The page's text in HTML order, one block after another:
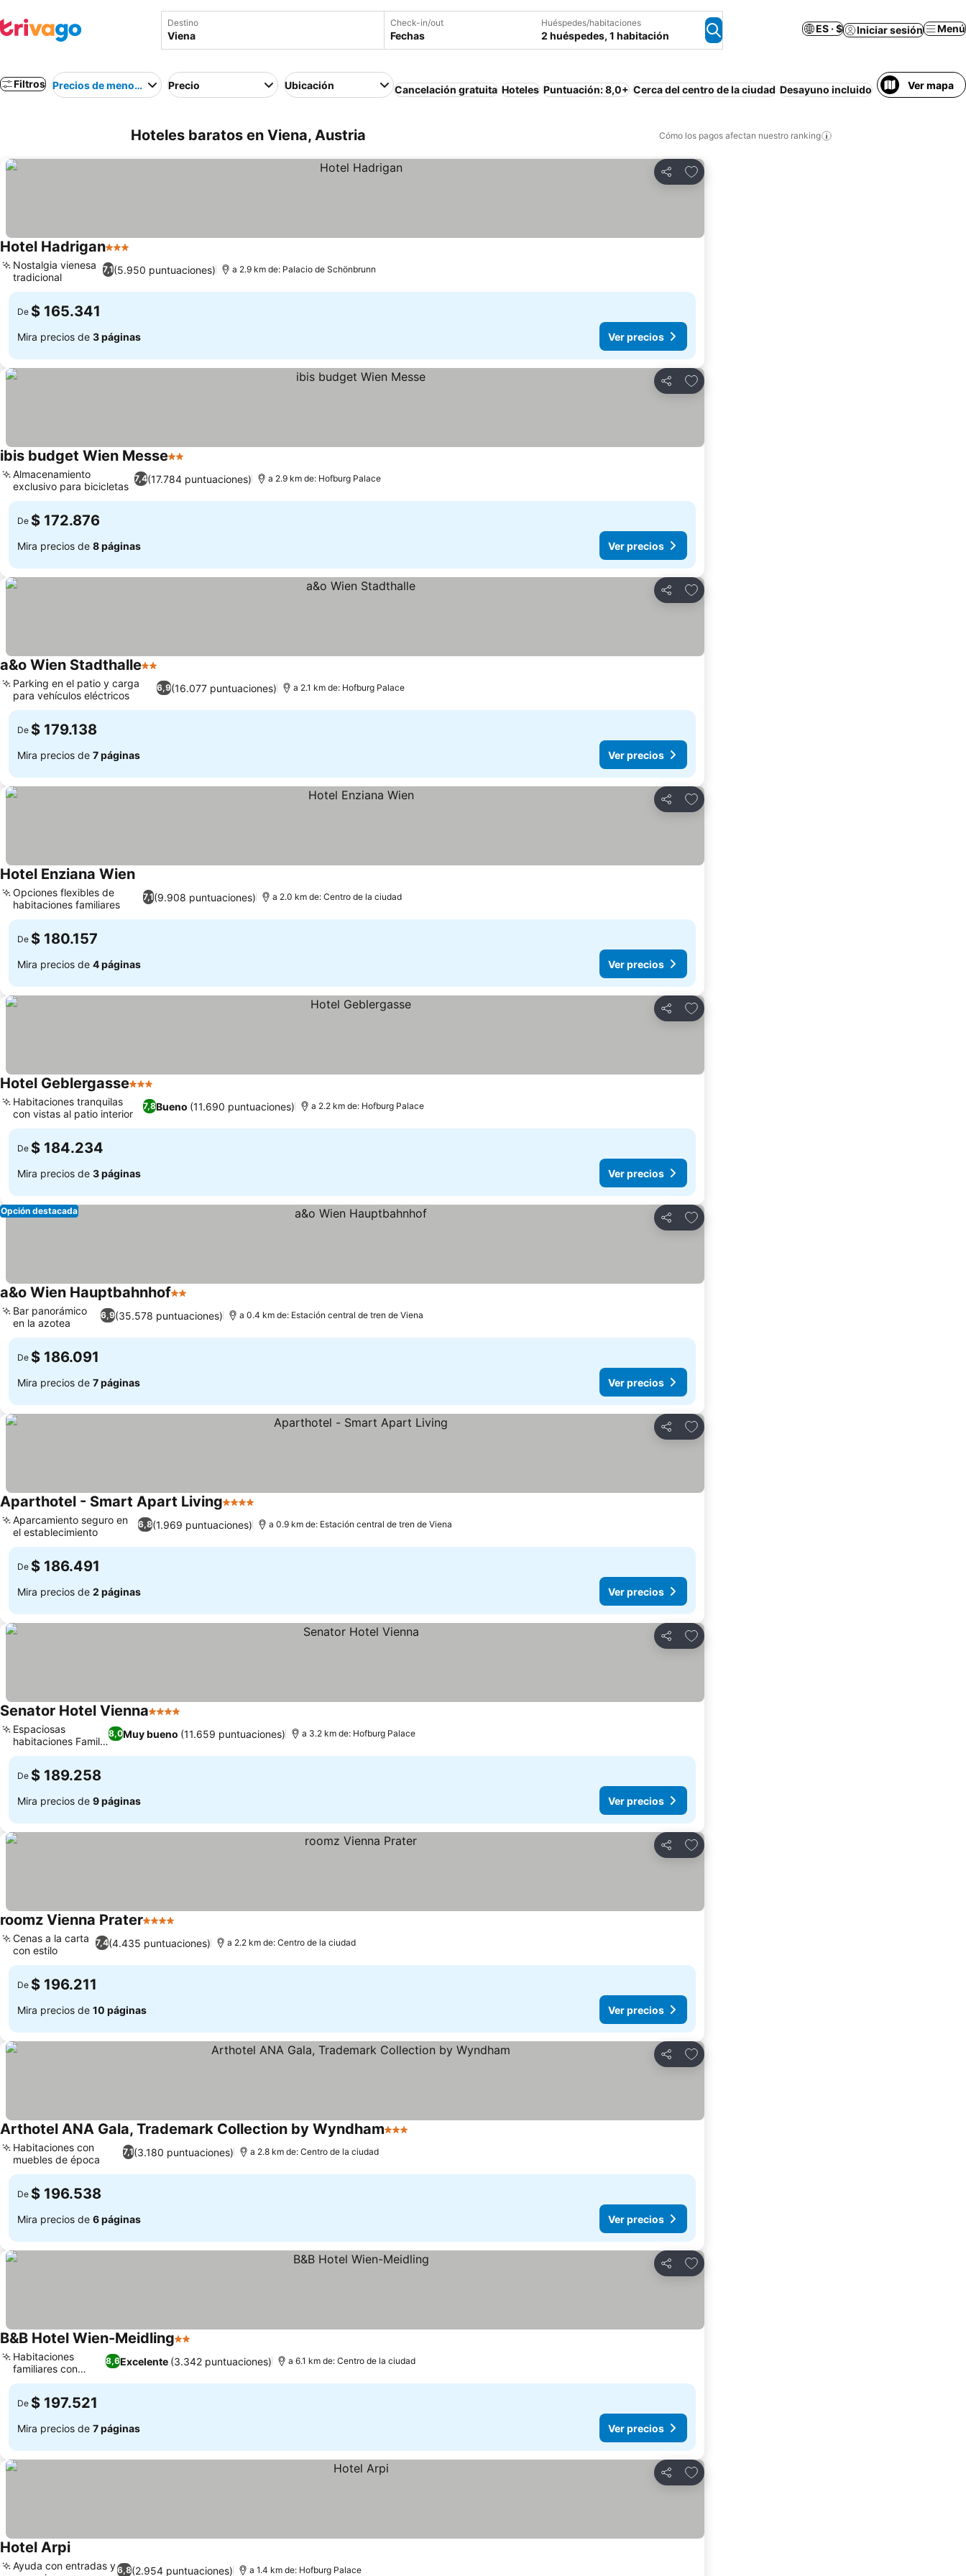
Destino Check-in/out
Fechas
Huéspedes/habitaciones
2 huéspedes, 1 habitación
ES · $ Iniciar sesión Menú
Filtros Precios de menor a mayorPrecio Ubicación Cancelación gratuita Hoteles Puntuación: 8,0+ Cerca del centro de la ciudad Desayuno incluido Estacionamiento
Ver mapa
Hoteles baratos en Viena, Austria Cómo los pagos afectan nuestro ranking
Compartir
Agregar a favoritos
Hotel Hadrigan3 Estrellas
7,1(5.950 puntuaciones)
Nostalgia vienesa
tradicional
a 2.9 km de: Palacio de Schönbrunn
De $ 165.341
Mira precios de 3 páginas Ver precios
Compartir
Agregar a favoritos
ibis budget Wien Messe2 Estrellas
7,4(17.784 puntuaciones)
Almacenamiento
exclusivo para bicicletas
a 2.9 km de: Hofburg Palace
De $ 172.876
Mira precios de 8 páginas Ver precios
Compartir
Agregar a favoritos
a&o Wien Stadthalle2 Estrellas
6,9(16.077 puntuaciones)
Parking en el patio y carga
para vehículos eléctricos
a 2.1 km de: Hofburg Palace
De $ 179.138
Mira precios de 7 páginas Ver precios
Compartir
Agregar a favoritos
Hotel Enziana WienVer precios
7,1(9.908 puntuaciones)
Opciones flexibles de
habitaciones familiares
a 2.0 km de: Centro de la ciudad
De $ 180.157
Mira precios de 4 páginas Ver precios
Compartir
Agregar a favoritos
Hotel Geblergasse3 Estrellas
7,8Bueno (11.690 puntuaciones)
Habitaciones tranquilas
con vistas al patio interior
a 2.2 km de: Hofburg Palace
De $ 184.234
Mira precios de 3 páginas Ver precios
Compartir
Agregar a favoritos
Opción destacada
a&o Wien Hauptbahnhof2 Estrellas
6,9(35.578 puntuaciones)
Bar panorámico
en la azotea
a 0.4 km de: Estación central de tren de Viena
De $ 186.091
Mira precios de 7 páginas Ver precios
Compartir
Agregar a favoritos
Aparthotel - Smart Apart Living4 Estrellas
6,8(1.969 puntuaciones)
Aparcamiento seguro en
el establecimiento
a 0.9 km de: Estación central de tren de Viena
De $ 186.491
Mira precios de 2 páginas Ver precios
Compartir
Agregar a favoritos
Senator Hotel Vienna4 Estrellas
8,0Muy bueno (11.659 puntuaciones)
Espaciosas
habitaciones Family
XXL
a 3.2 km de: Hofburg Palace
De $ 189.258
Mira precios de 9 páginas Ver precios
Compartir
Agregar a favoritos
roomz Vienna Prater4 Estrellas
7,4(4.435 puntuaciones)
Cenas a la carta
con estilo
a 2.2 km de: Centro de la ciudad
De $ 196.211
Mira precios de 10 páginas Ver precios
Compartir
Agregar a favoritos
Arthotel ANA Gala, Trademark Collection by Wyndham3 Estrellas
7,1(3.180 puntuaciones)
Habitaciones con
muebles de época
a 2.8 km de: Centro de la ciudad
De $ 196.538
Mira precios de 6 páginas Ver precios
Compartir
Agregar a favoritos
B&B Hotel Wien-Meidling2 Estrellas
8,6Excelente (3.342 puntuaciones)
Habitaciones
familiares con
literas
a 6.1 km de: Centro de la ciudad
De $ 197.521
Mira precios de 7 páginas Ver precios
Compartir
Agregar a favoritos
Hotel ArpiVer precios
6,8(2.954 puntuaciones)
Ayuda con entradas y
a 1.4 km de: Hofburg Palace